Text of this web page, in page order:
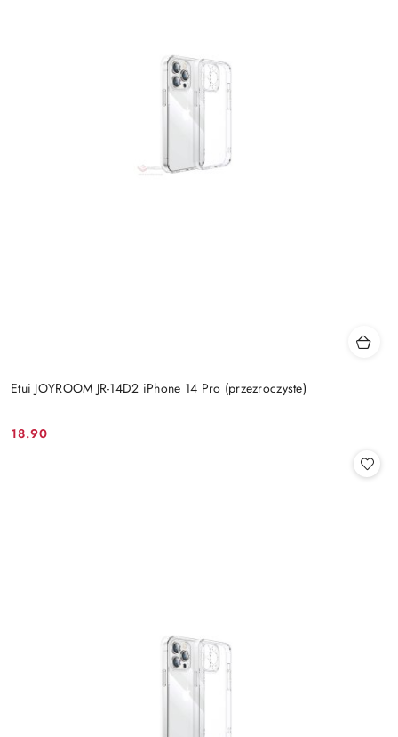
Etui JOYROOM JR-14D2 iPhone 14 Pro (przezroczyste)
Cena:
18.90